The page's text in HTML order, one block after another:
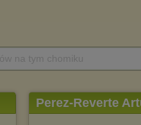
Perez-Reverte